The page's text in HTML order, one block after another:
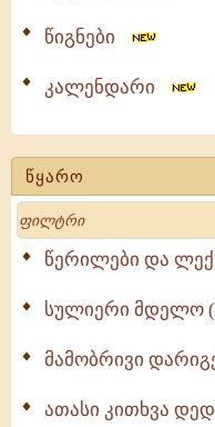
წიგნები
კალენდარი
წყარო
Search
წერილები და
სულიერი მდელო
მამობრივი
ათასი კითხვა